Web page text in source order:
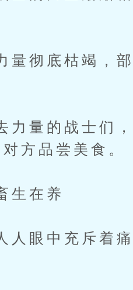
彻底枯竭，部
量的战士们，
方品尝美食。
生在养
眼中充斥着痛